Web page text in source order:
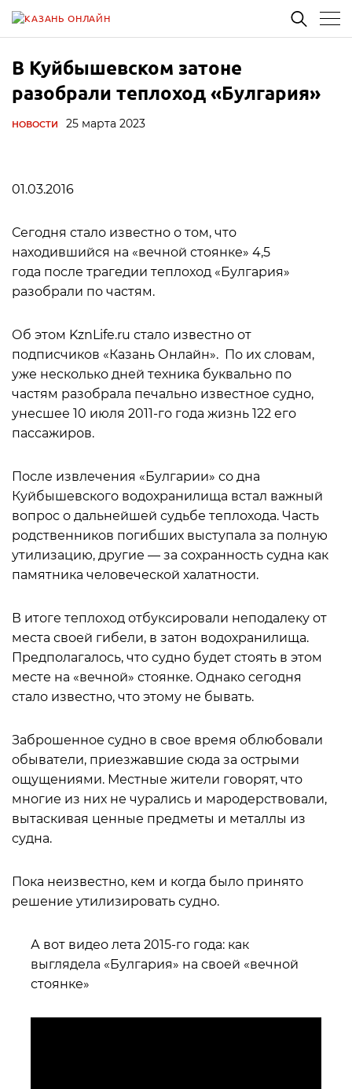
В Куйбышевском затоне
разобрали теплоход «Булгария»
НОВОСТИ 25 марта 2023
01.03.2016
Сегодня стало известно о том, что
находившийся на «вечной стоянке» 4,5
года после трагедии теплоход «Булгария»
разобрали по частям.
Об этом KznLife.ru стало известно от
подписчиков «Казань Онлайн». По их словам,
уже несколько дней техника буквально по
частям разобрала печально известное судно,
унесшее 10 июля 2011-го года жизнь 122 его
пассажиров.
После извлечения «Булгарии» со дна
Куйбышевского водохранилища встал важный
вопрос о дальнейшей судьбе теплохода. Часть
родственников погибших выступала за полную
утилизацию, другие — за сохранность судна как
памятника человеческой халатности.
В итоге теплоход отбуксировали неподалеку от
места своей гибели, в затон водохранилища.
Предполагалось, что судно будет стоять в этом
месте на «вечной» стоянке. Однако сегодня
стало известно, что этому не бывать.
Заброшенное судно в свое время облюбовали
обыватели, приезжавшие сюда за острыми
ощущениями. Местные жители говорят, что
многие из них не чурались и мародерствовали,
вытаскивая ценные предметы и металлы из
судна.
Пока неизвестно, кем и когда было принято
решение утилизировать судно.
А вот видео лета 2015-го года: как
выглядела «Булгария» на своей «вечной
стоянке»